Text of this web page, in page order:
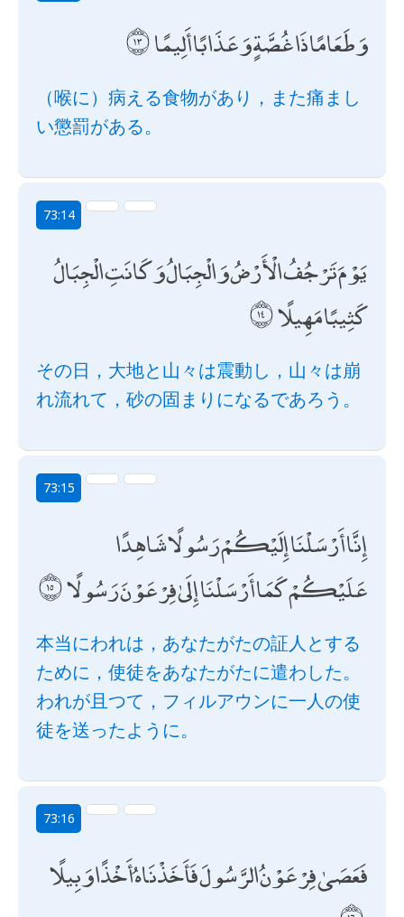
وَطَعَامًا ذَا غُصَّةٍ وَعَذَابًا أَلِيمًا
（喉に）病える食物があり，また痛まし
い懲罰がある。
73:14
يَوْمَ تَرْجُفُ الْأَرْضُ وَالْجِبَالُ وَكَانَتِ الْجِبَالُ
كَثِيبًا مَهِيلًا
その日，大地と山々は震動し，山々は崩
れ流れて，砂の固まりになるであろう。
73:15
إِنَّا أَرْسَلْنَا إِلَيْكُمْ رَسُولًا شَاهِدًا
عَلَيْكُمْ كَمَا أَرْسَلْنَا إِلَىٰ فِرْعَوْنَ رَسُولًا
本当にわれは，あなたがたの証人とする
ために，使徒をあなたがたに遣わした。
われが且つて，フィルアウンに一人の使
徒を送ったように。
73:16
فَعَصَىٰ فِرْعَوْنُ الرَّسُولَ فَأَخَذْنَاهُ أَخْذًا وَبِيلًا